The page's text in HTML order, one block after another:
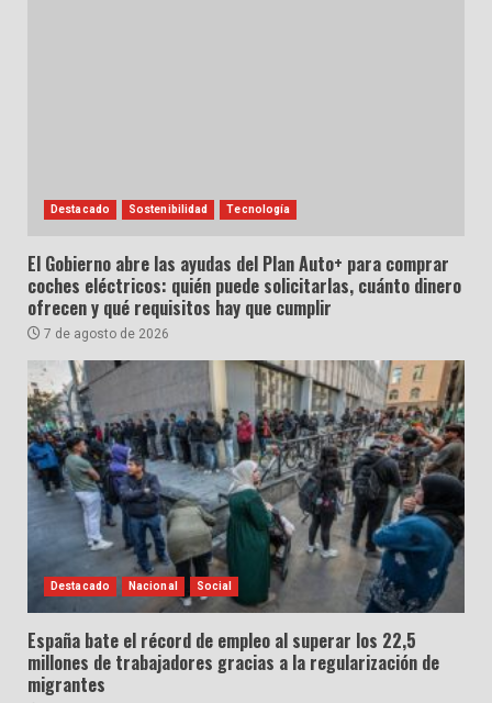
Destacado Sostenibilidad Tecnología
El Gobierno abre las ayudas del Plan Auto+ para comprar
coches eléctricos: quién puede solicitarlas, cuánto dinero
ofrecen y qué requisitos hay que cumplir
7 de agosto de 2026
Destacado Nacional Social
España bate el récord de empleo al superar los 22,5
millones de trabajadores gracias a la regularización de
migrantes